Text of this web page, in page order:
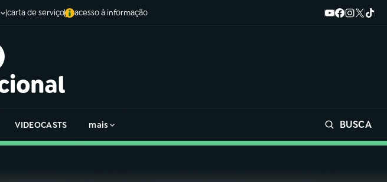
carta de serviço acesso à informação
VIDEOCASTS mais BUSCA